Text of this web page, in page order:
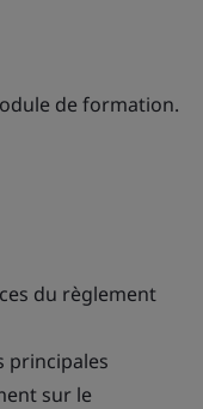
de formation.
du règlement
principales
sur le